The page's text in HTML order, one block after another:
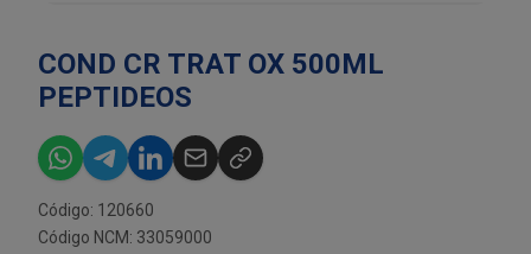
COND CR TRAT OX 500ML
PEPTIDEOS
Código: 120660
Código NCM: 33059000